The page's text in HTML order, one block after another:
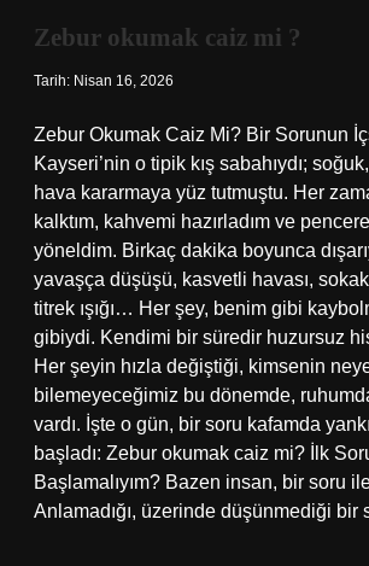
Zebur okumak caiz mi ?
Tarih: Nisan 16, 2026
Zebur Okumak Caiz Mi? Bir Sorunun
Kayseri’nin o tipik kış sabahıydı;
hava kararmaya yüz tutmuştu. Her
kalktım, kahvemi hazırladım ve
yöneldim. Birkaç dakika boyunca
yavaşça düşüşü, kasvetli havası, sokak
titrek ışığı… Her şey, benim gibi
gibiydi. Kendimi bir süredir huzursuz
Her şeyin hızla değiştiği, kimsenin neye
bilemeyeceğimiz bu dönemde,
vardı. İşte o gün, bir soru kafamda
başladı: Zebur okumak caiz mi? İlk
Başlamalıyım? Bazen insan, bir soru
Anlamadığı, üzerinde düşünmediği bir